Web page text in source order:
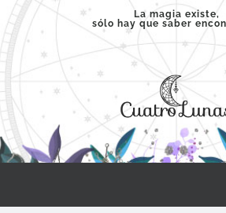
Saltar
contenido
La magia existe,
sólo hay que saber